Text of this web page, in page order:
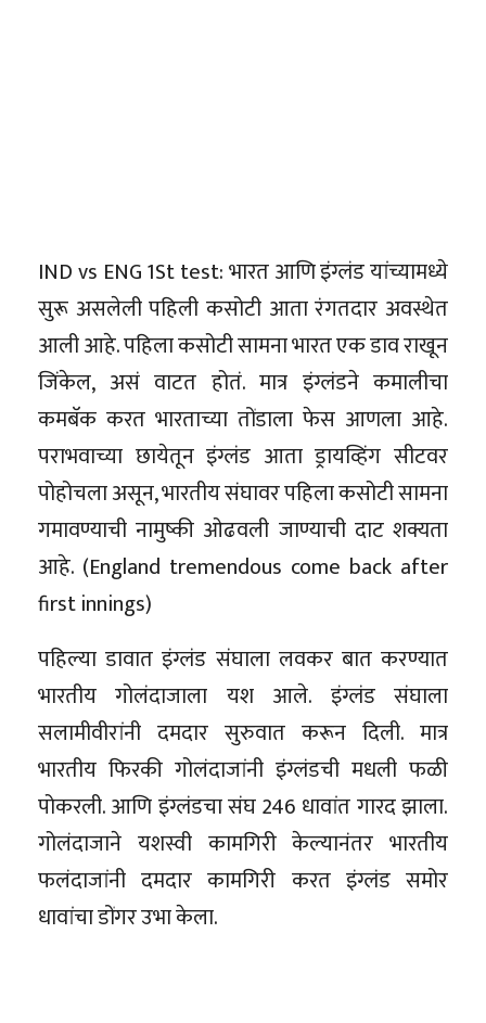
IND vs ENG 1St test: भारत आणि इंग्लंड यांच्यामध्ये
सुरू असलेली पहिली कसोटी आता रंगतदार अवस्थेत
आली आहे. पहिला कसोटी सामना भारत एक डाव राखून
जिंकेल, असं वाटत होतं. मात्र इंग्लंडने कमालीचा
कमबॅक करत भारताच्या तोंडाला फेस आणला आहे.
पराभवाच्या छायेतून इंग्लंड आता ड्रायव्हिंग सीटवर
पोहोचला असून, भारतीय संघावर पहिला कसोटी सामना
गमावण्याची नामुष्की ओढवली जाण्याची दाट शक्यता
आहे. (England tremendous come back after
first innings)
पहिल्या डावात इंग्लंड संघाला लवकर बात करण्यात
भारतीय गोलंदाजाला यश आले. इंग्लंड संघाला
सलामीवीरांनी दमदार सुरुवात करून दिली. मात्र
भारतीय फिरकी गोलंदाजांनी इंग्लंडची मधली फळी
पोकरली. आणि इंग्लंडचा संघ 246 धावांत गारद झाला.
गोलंदाजाने यशस्वी कामगिरी केल्यानंतर भारतीय
फलंदाजांनी दमदार कामगिरी करत इंग्लंड समोर
धावांचा डोंगर उभा केला.